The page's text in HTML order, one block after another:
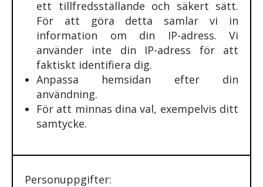
ett tillfredsställande och säkert sätt.
För att göra detta samlar vi in
information om din IP-adress. Vi
använder inte din IP-adress för att
faktiskt identifiera dig.
Anpassa hemsidan efter din
användning.
För att minnas dina val, exempelvis ditt
samtycke.
Personuppgifter: